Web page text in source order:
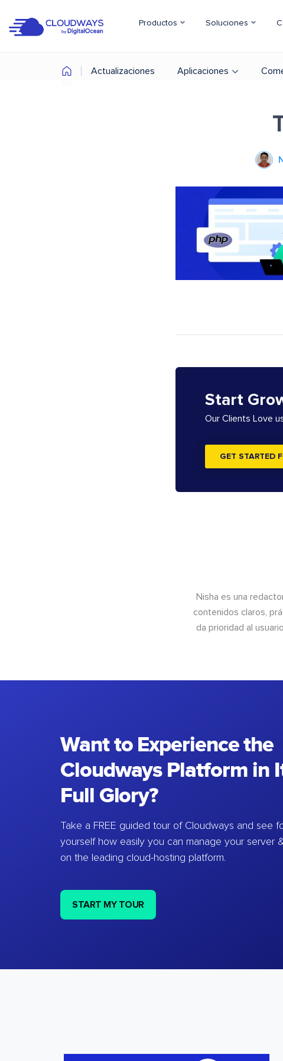
Productos Soluciones
Actualizaciones Aplicaciones
Start
Our Clients Love
GET STARTED
Nisha es una
contenidos claros,
da prioridad al
Want to Experience the
Cloudways Platform in
Full Glory?
Take a FREE guided tour of Cloudways and see
yourself how easily you can manage your server
on the leading cloud-hosting platform.
START MY TOUR